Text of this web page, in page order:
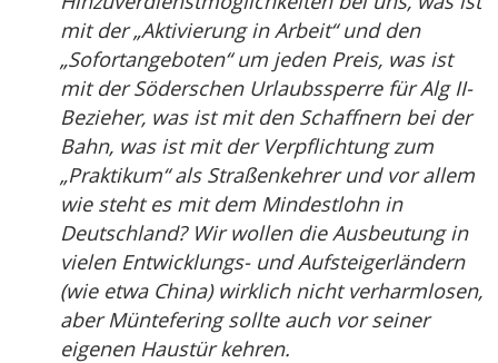
mit der „Aktivierung in Arbeit“ und den
„Sofortangeboten“ um jeden Preis, was ist
mit der Söderschen Urlaubssperre für Alg II-
Bezieher, was ist mit den Schaffnern bei der
Bahn, was ist mit der Verpflichtung zum
„Praktikum“ als Straßenkehrer und vor allem
wie steht es mit dem Mindestlohn in
Deutschland? Wir wollen die Ausbeutung in
vielen Entwicklungs- und Aufsteigerländern
(wie etwa China) wirklich nicht verharmlosen,
aber Müntefering sollte auch vor seiner
eigenen Haustür kehren.